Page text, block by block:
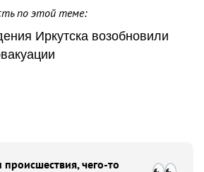
по этой теме:
Иркутска возобновили
происшествия, чего-то